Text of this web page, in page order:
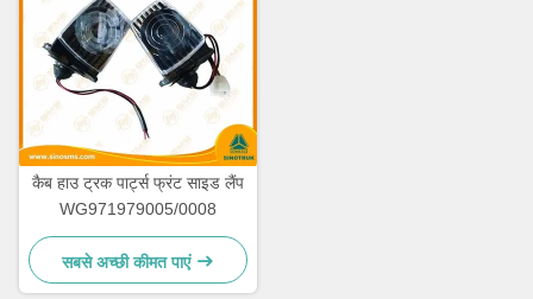
कैब हाउ ट्रक पार्ट्स फ्रंट साइड लैंप
WG971979005/0008
सबसे अच्छी कीमत पाएं